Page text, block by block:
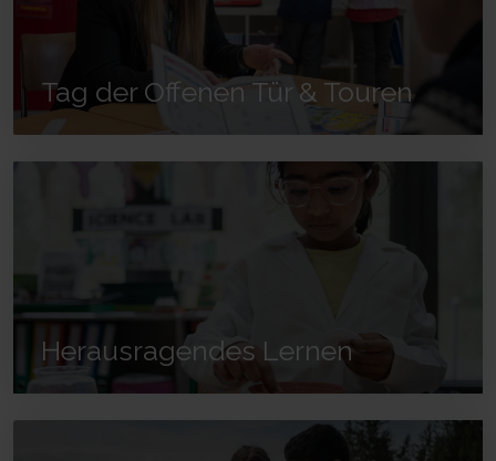
Tag der Offenen Tür & Touren
Herausragendes Lernen